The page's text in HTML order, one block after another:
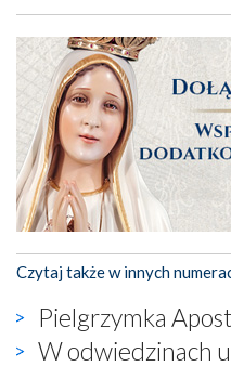
Czytaj także w innych
Pielgrzymka
W odwiedzinach